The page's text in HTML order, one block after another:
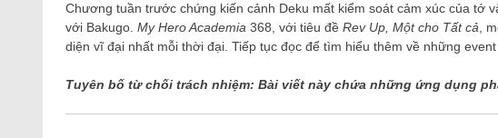
Chương tuần trước chứng kiến ​​cảnh Deku mất kiểm soát cảm xúc của tớ
với Bakugo. My Hero Academia 368, với tiêu đề Rev Up, Một cho Tất cả ,
diện vĩ đại nhất mỗi thời đại. Tiếp tục đọc để tìm hiểu thêm về những
Tuyên bố từ chối trách nhiệm: Bài viết này chứa những ứng dụng